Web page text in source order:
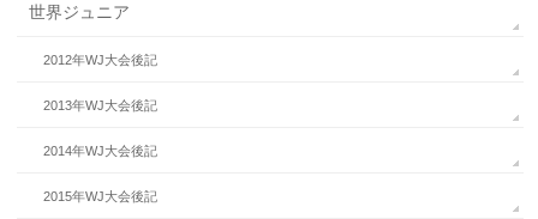
世界ジュニア
2012年WJ大会後記
2013年WJ大会後記
2014年WJ大会後記
2015年WJ大会後記